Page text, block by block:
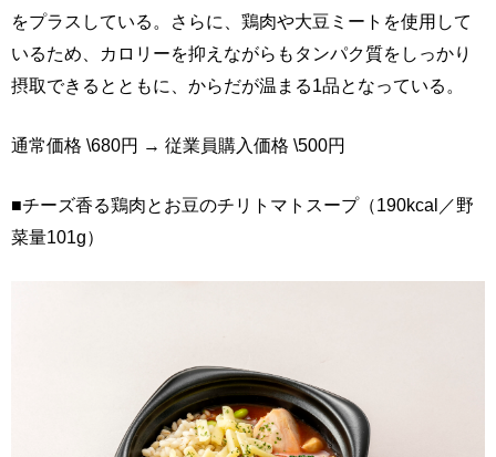
をプラスしている。さらに、鶏肉や大豆ミートを使用して
いるため、カロリーを抑えながらもタンパク質をしっかり
摂取できるとともに、からだが温まる1品となっている。
通常価格 \680円 → 従業員購入価格 \500円
■チーズ香る鶏肉とお豆のチリトマトスープ（190kcal／野
菜量101g）